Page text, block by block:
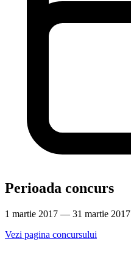
Perioada concurs
1 martie 2017 — 31 martie 2017
Vezi pagina concursului